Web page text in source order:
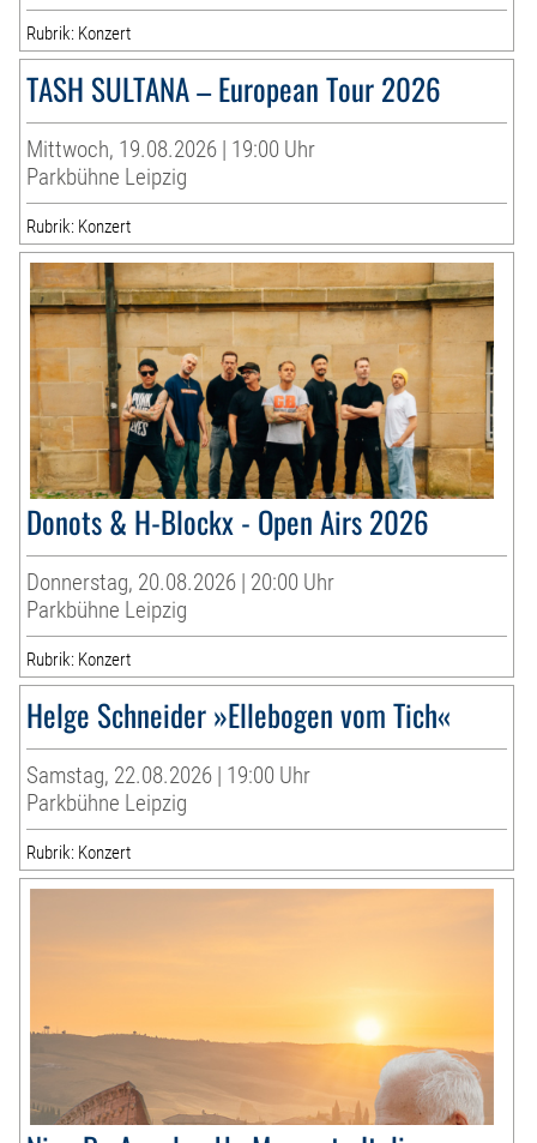
Rubrik: Konzert
TASH SULTANA – European Tour 2026
Mittwoch, 19.08.2026 | 19:00 Uhr
Parkbühne Leipzig
Rubrik: Konzert
Donots & H-Blockx - Open Airs 2026
Donnerstag, 20.08.2026 | 20:00 Uhr
Parkbühne Leipzig
Rubrik: Konzert
Helge Schneider »Ellebogen vom Tich«
Samstag, 22.08.2026 | 19:00 Uhr
Parkbühne Leipzig
Rubrik: Konzert